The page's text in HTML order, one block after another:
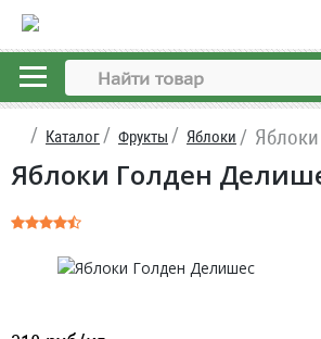
Каталог Фрукты Яблоки
Яблоки Голден